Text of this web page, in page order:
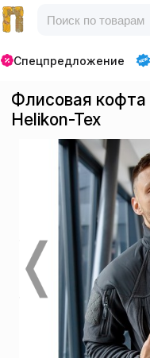
Спецпредложение
Флисовая кофта
Helikon-Tex